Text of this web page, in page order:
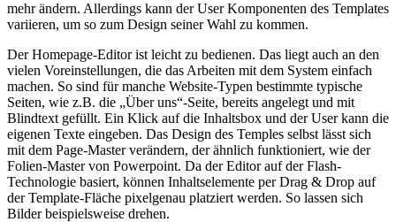
mehr ändern. Allerdings kann der User Komponenten des Templates
variieren, um so zum Design seiner Wahl zu kommen.
Der Homepage-Editor ist leicht zu bedienen. Das liegt auch an den
vielen Voreinstellungen, die das Arbeiten mit dem System einfach
machen. So sind für manche Website-Typen bestimmte typische
Seiten, wie z.B. die „Über uns“-Seite, bereits angelegt und mit
Blindtext gefüllt. Ein Klick auf die Inhaltsbox und der User kann die
eigenen Texte eingeben. Das Design des Temples selbst lässt sich
mit dem Page-Master verändern, der ähnlich funktioniert, wie der
Folien-Master von Powerpoint. Da der Editor auf der Flash-
Technologie basiert, können Inhaltselemente per Drag & Drop auf
der Template-Fläche pixelgenau platziert werden. So lassen sich
Bilder beispielsweise drehen.